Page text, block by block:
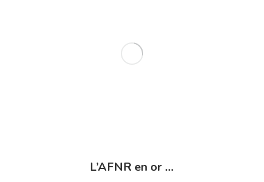
L’AFNR en or …